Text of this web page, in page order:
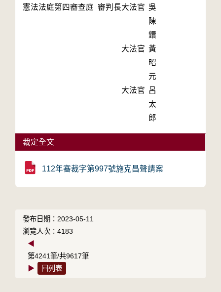
憲法法庭第四審查庭 審判長大法官 吳
陳
鐶
大法官 黃
昭
元
大法官 呂
太
郎
裁定全文
112年審裁字第997號施克昌聲請案
發布日期：2023-05-11
瀏覽人次：4183
◀
第4241筆/共9617筆
▶
回列表